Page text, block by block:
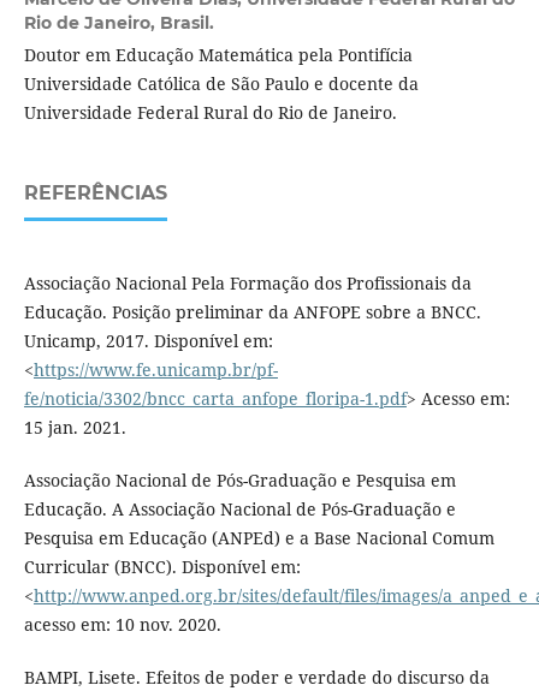
Rio de Janeiro, Brasil.
Doutor em Educação Matemática pela Pontifícia
Universidade Católica de São Paulo e docente da
Universidade Federal Rural do Rio de Janeiro.
REFERÊNCIAS
Associação Nacional Pela Formação dos Profissionais da
Educação. Posição preliminar da ANFOPE sobre a BNCC.
Unicamp, 2017. Disponível em:
<https://www.fe.unicamp.br/pf-
fe/noticia/3302/bncc_carta_anfope_floripa-1.pdf> Acesso em:
15 jan. 2021.
Associação Nacional de Pós-Graduação e Pesquisa em
Educação. A Associação Nacional de Pós-Graduação e
Pesquisa em Educação (ANPEd) e a Base Nacional Comum
Curricular (BNCC). Disponível em:
<http://www.anped.org.br/sites/default/files/images/
acesso em: 10 nov. 2020.
BAMPI, Lisete. Efeitos de poder e verdade do discurso da